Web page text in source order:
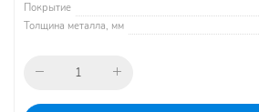
Покрытие
Толщина металла, мм